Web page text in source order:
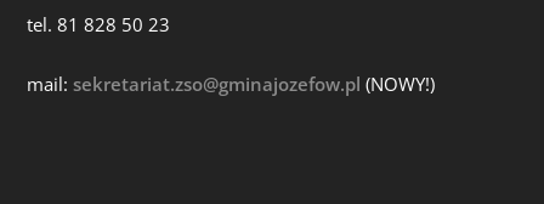
tel. 81 828 50 23
mail:sekretariat.zso@gminajozefow.pl (NOWY!)